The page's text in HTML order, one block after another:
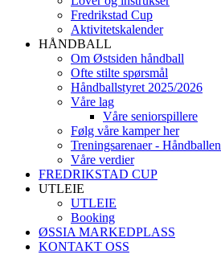
Fredrikstad Cup
Aktivitetskalender
HÅNDBALL
Om Østsiden håndball
Ofte stilte spørsmål
Håndballstyret 2025/2026
Våre lag
Våre seniorspillere
Følg våre kamper her
Treningsarenaer - Håndballen
Våre verdier
FREDRIKSTAD CUP
UTLEIE
UTLEIE
Booking
ØSSIA MARKEDPLASS
KONTAKT OSS